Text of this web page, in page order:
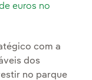
euros no
com a
dos
no parque